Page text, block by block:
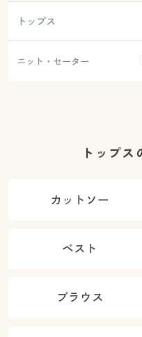
トップス
ニット・セーター
トップス
カットソー
ベスト
ブラウス